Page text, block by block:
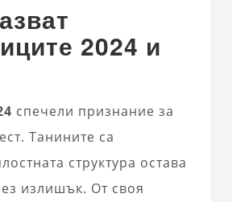
2024 и
спечели признание за
Танините са
структура остава
излишък. От своя